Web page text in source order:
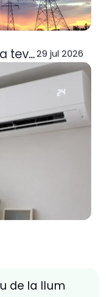
teva factura de
29 jul 2026
de la llum